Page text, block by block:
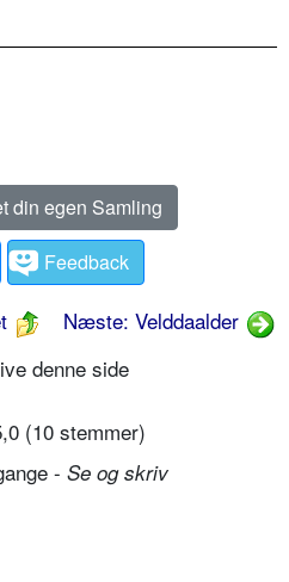
din egen Samling
Feedback
Næste: Velddaalder
denne side
(10 stemmer)
- Se og skriv